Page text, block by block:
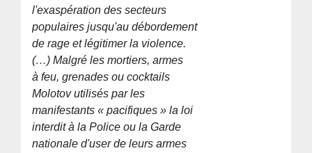
l'exaspération des secteurs
populaires jusqu'au débordement
de rage et légitimer la violence.
(…) Malgré les mortiers, armes
à feu, grenades ou cocktails
Molotov utilisés par les
manifestants « pacifiques » la loi
interdit à la Police ou la Garde
nationale d'user de leurs armes